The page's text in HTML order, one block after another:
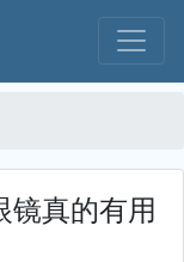
镜真的有用